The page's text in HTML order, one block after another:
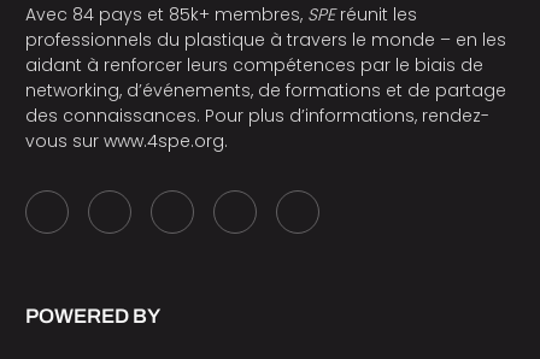
Avec 84 pays et 85k+ membres, SPEréunit les
professionnels du plastique à travers le monde – en les
aidant à renforcer leurs compétences par le biais de
networking, d’événements, de formations et de partage
des connaissances. Pour plus d’informations, rendez-
vous sur www.4spe.org.
POWERED BY